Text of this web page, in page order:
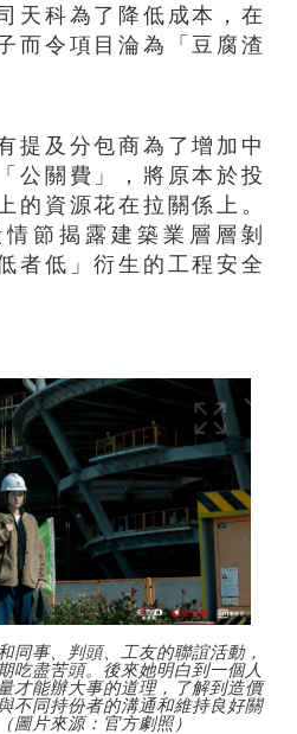
天科為了降低成本，在
而令項目淪為「豆腐渣
及分包商為了增加中
公關費」，將原本於投
的資源花在拉關係上。
情節揭露建築業層層剝
者低」衍生的工程安全
同事、判頭、工友的聯誼活動，
吃盡苦頭。後來她明白到一個人
才能辦大事的道理，了解到造價
不同持份者的溝通和維持良好關
圖片來源：官方劇照）